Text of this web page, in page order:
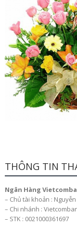
THÔNG TIN
Ngân Hàng
– Chủ tài khoản : Nguyễn
– Chi nhánh :
– STK : 0021000361697